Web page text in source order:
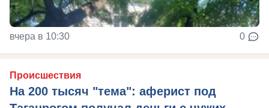
вчера в 10:30 0
Происшествия
На 200 тысяч "тема": аферист под